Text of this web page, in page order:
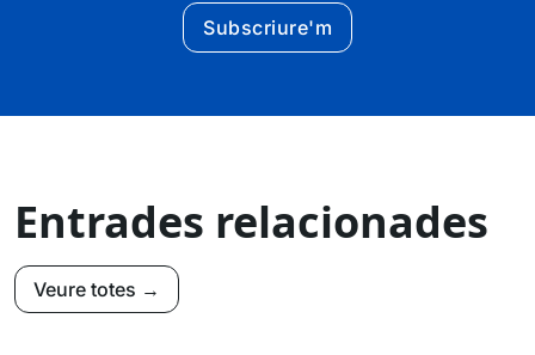
Subscriure'm
Entrades relacionades
Veure totes →